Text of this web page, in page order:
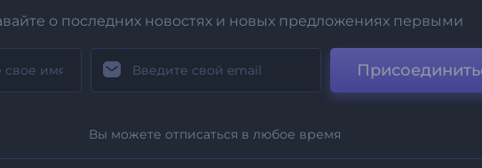
о последних новостях и новых предложениях первыми
Вы можете отписаться в любое время